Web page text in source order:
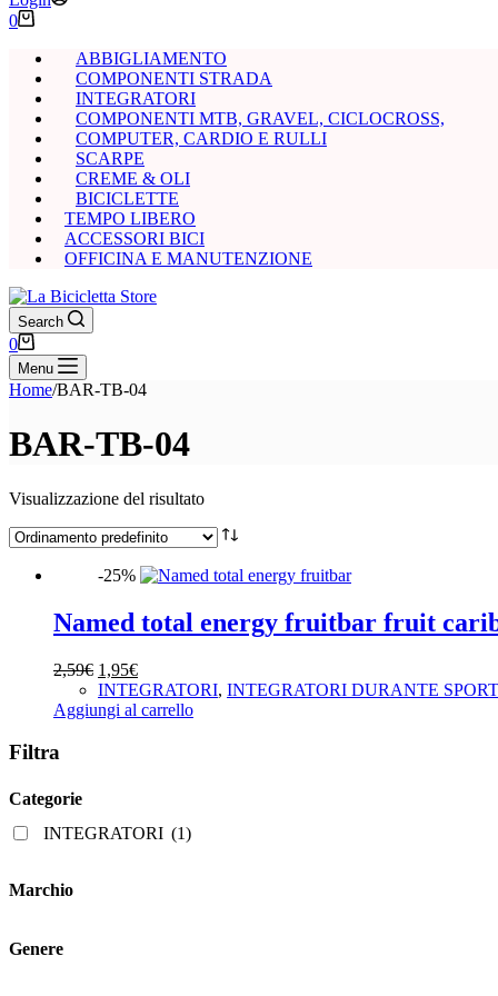
Carrello
0
ABBIGLIAMENTO
COMPONENTI STRADA
INTEGRATORI
COMPONENTI MTB, GRAVEL, CICLOCROSS,
COMPUTER, CARDIO E RULLI
SCARPE
CREME & OLI
BICICLETTE
TEMPO LIBERO
ACCESSORI BICI
OFFICINA E MANUTENZIONE
Search
Carrello
0
Menu
Home/BAR-TB-04
BAR-TB-04
Visualizzazione del risultato
-25%
Named total energy fruitbar fruit
2,59€ Il
prezzo
originale
1,95€Il
prezzo
attuale
INTEGRATORI, INTEGRATORI DURANTE SPORT
Aggiungi al carrello
Filtra
Categorie
INTEGRATORI (1)
Marchio
Genere